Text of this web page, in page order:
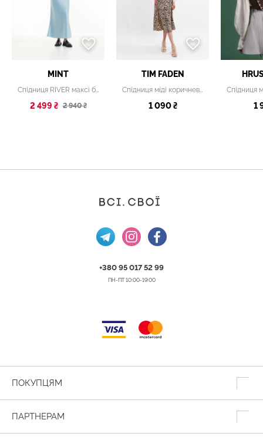
MINT
2 499 ₴ 2 940 ₴
TIM FADEN
1 090 ₴ 1
+380 95 017 52 99
ПН-ПТ 10:00-19:00
ПОКУПЦЯМ
ПАРТНЕРАМ